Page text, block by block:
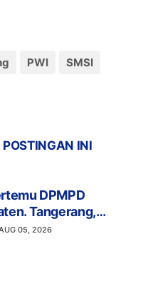
PWI SMSI
INI
DPMPD
Tangerang,
Nepotisme di
05, 2026